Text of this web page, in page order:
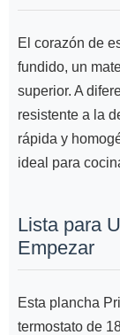
El corazón de
fundido, un
superior. A
resistente a la
rápida y
ideal para
Lista para
Empezar
Esta plancha
termostato de